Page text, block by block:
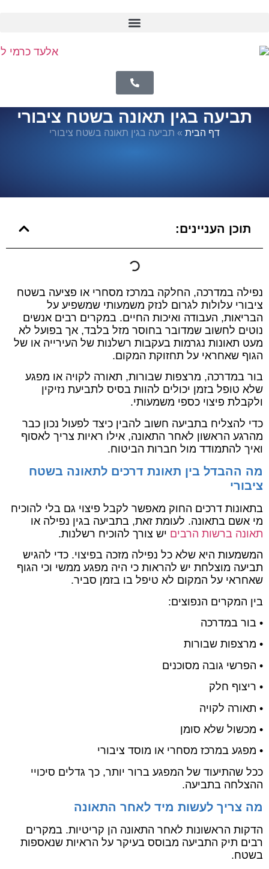
תביעה בגין תאונה בשטח ציבורי
דף הבית » תביעה בגין תאונה בשטח ציבורי
תוכן העניינים:
נפילה במדרכה, החלקה במרכז מסחרי או פציעה בשטח
ציבורי עלולות לגרום לנזק משמעותי שמשפיע על
הבריאות, העבודה ואיכות החיים. במקרים רבים אנשים
נוטים לחשוב שמדובר בחוסר מזל בלבד, אך בפועל לא
מעט תאונות נגרמות בעקבות רשלנות של העירייה או של
הגוף שאחראי על תחזוקת המקום.
בור במדרכה, מרצפות שבורות, תאורה לקויה או מפגע
שלא טופל בזמן יכולים להוות בסיס לתביעת נזיקין
ולקבלת פיצוי כספי משמעותי.
כדי להצליח בתביעה חשוב להבין כיצד לפעול נכון כבר
מהרגע הראשון לאחר התאונה, אילו ראיות צריך לאסוף
ואיך להתמודד מול חברות הביטוח.
מה ההבדל בין תאונת דרכים לתאונה בשטח
ציבורי
בתאונות דרכים החוק מאפשר לקבל פיצוי גם בלי להוכיח
מי אשם בתאונה. לעומת זאת, בתביעה בגין נפילה או
תאונה ברשות הרבים יש צורך להוכיח רשלנות.
המשמעות היא שלא כל נפילה מזכה בפיצוי. כדי להגיש
תביעה מוצלחת יש להראות כי היה מפגע ממשי וכי הגוף
שאחראי על המקום לא טיפל בו בזמן סביר.
בין המקרים הנפוצים:
• בור במדרכה
• מרצפות שבורות
• הפרשי גובה מסוכנים
• ריצוף חלק
• תאורה לקויה
• מכשול שלא סומן
• מפגע במרכז מסחרי או מוסד ציבורי
ככל שהתיעוד של המפגע ברור יותר, כך גדלים סיכויי
ההצלחה בתביעה.
מה צריך לעשות מיד לאחר התאונה
הדקות הראשונות לאחר התאונה הן קריטיות. במקרים
רבים תיק התביעה מבוסס בעיקר על הראיות שנאספות
בשטח.